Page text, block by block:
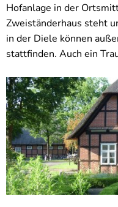
Hofanlage in der
Zweiständerhaus steht
in der Diele können
stattfinden. Auch ein